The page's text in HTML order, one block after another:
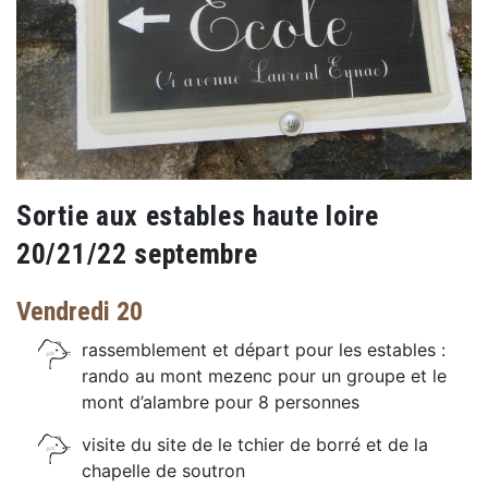
Sortie aux estables haute loire
20/21/22 septembre
Vendredi 20
rassemblement et départ pour les estables :
rando au mont mezenc pour un groupe et le
mont d’alambre pour 8 personnes
visite du site de le tchier de borré et de la
chapelle de soutron